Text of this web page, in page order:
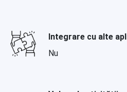
Integrare cu alte
Nu